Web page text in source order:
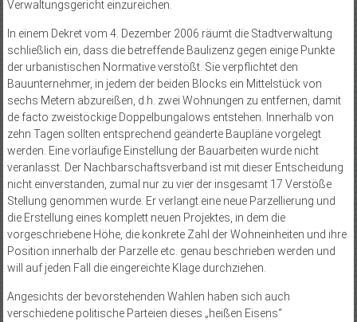
Verwaltungsgericht einzureichen.
In einem Dekret vom 4. Dezember 2006 räumt die Stadtverwaltung
schließlich ein, dass die betreffende Baulizenz gegen einige Punkte
der urbanistischen Normative verstößt. Sie verpflichtet den
Bauunternehmer, in jedem der beiden Blocks ein Mittelstück von
sechs Metern abzureißen, d.h. zwei Wohnungen zu entfernen, damit
de facto zweistöckige Doppelbungalows entstehen. Innerhalb von
zehn Tagen sollten entsprechend geänderte Baupläne vorgelegt
werden. Eine vorläufige Einstellung der Bauarbeiten wurde nicht
veranlasst. Der Nachbarschaftsverband ist mit dieser Entscheidung
nicht einverstanden, zumal nur zu vier der insgesamt 17 Verstöße
Stellung genommen wurde. Er verlangt eine neue Parzellierung und
die Erstellung eines komplett neuen Projektes, in dem die
vorgeschriebene Höhe, die konkrete Zahl der Wohneinheiten und ihre
Position innerhalb der Parzelle etc. genau beschrieben werden und
will auf jeden Fall die eingereichte Klage durchziehen.
Angesichts der bevorstehenden Wahlen haben sich auch
verschiedene politische Parteien dieses „heißen Eisens“